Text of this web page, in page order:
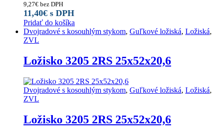
9,27€ bez DPH
11,40€ s DPH
Pridať do košíka
Dvojradové s kosouhlým stykom, Guľkové ložiská, Ložiská,
ZVL
Ložisko 3205 2RS 25x52x20,6
Dvojradové s kosouhlým stykom, Guľkové ložiská, Ložiská,
ZVL
Ložisko 3205 2RS 25x52x20,6